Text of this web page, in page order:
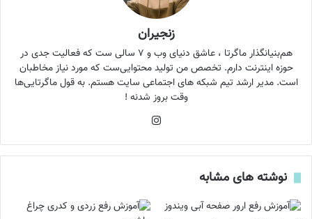
زنجیران
هم‌بنیانگذار ماگرتا ، عاشق دنیای وب و ۷ سالی ست که فعالیت جدی در
حوزه اینترنت دارم. تخصص من تولید محتوایی‌ست که مورد نیاز مخاطبان
است. مدیر ارشد تیم شبکه های اجتماعی سایت هستم. به قول ماگرتایی‌ها
وقت بروز شدنه !
نوشته های مشابه